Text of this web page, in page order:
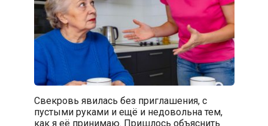
Свекровь явилась без приглашения, с
пустыми руками и ещё и недовольна тем,
как я её принимаю. Пришлось объяснить